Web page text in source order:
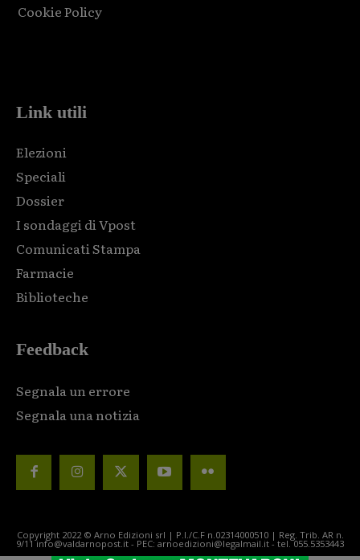
Cookie Policy
Link utili
Elezioni
Speciali
Dossier
I sondaggi di Vpost
Comunicati Stampa
Farmacie
Biblioteche
Feedback
Segnala un errore
Segnala una notizia
Copyright 2022 © Arno Edizioni srl | P.I./C.F n.02314000510 | Reg. Trib. AR n.
9/11 info@valdarnopost.it - PEC: arnoedizioni@legalmail.it - tel. 055.5353443